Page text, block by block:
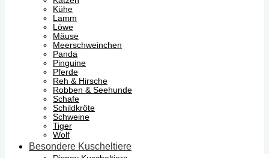
Kühe
Lamm
Löwe
Mäuse
Meerschweinchen
Panda
Pinguine
Pferde
Reh & Hirsche
Robben & Seehunde
Schafe
Schildkröte
Schweine
Tiger
Wolf
Besondere Kuscheltiere